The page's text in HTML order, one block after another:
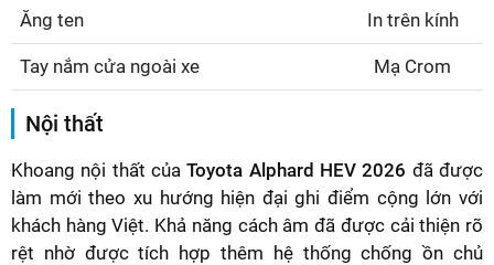
Ăng ten In trên kính
Tay nắm cửa ngoài xe Mạ Crom
Nội thất
Khoang nội thất củaToyota Alphard HEV 2026 đã được
làm mới theo xu hướng hiện đại ghi điểm cộng lớn với
khách hàng Việt. Khả năng cách âm đã được cải thiện rõ
rệt nhờ được tích hợp thêm hệ thống chống ồn chủ